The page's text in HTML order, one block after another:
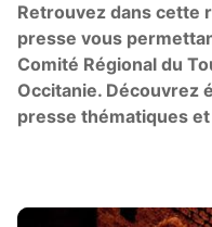
Retrouvez dans cette
presse vous
Comité Régional du
Occitanie. Découvrez
presse thématiques